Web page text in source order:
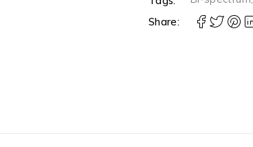
Share: